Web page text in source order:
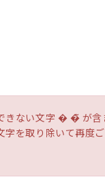
きない文字 � �̃ が含
を取り除いて再度ご